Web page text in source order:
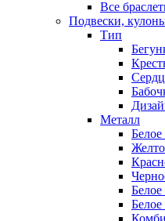
Все
Подвески,
Тип
Металл
Белое